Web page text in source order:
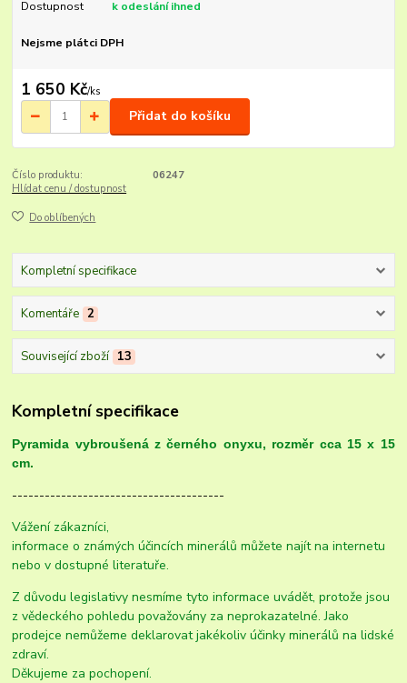
Dostupnost k odeslání ihned
Nejsme plátci DPH
1 650 Kč/ks
Přidat do košíku
Číslo produktu:
06247
Hlídat cenu / dostupnost
Do oblíbených
Kompletní specifikace
Komentáře 2
Související zboží 13
Kompletní specifikace
Pyramida vybroušená z černého onyxu, rozměr cca 15 x 15
cm.
---------------------------------------
Vážení zákazníci,
informace o známých účincích minerálů můžete najít na internetu
nebo v dostupné literatuře.
Z důvodu legislativy nesmíme tyto informace uvádět, protože jsou
z vědeckého pohledu považovány za neprokazatelné. Jako
prodejce nemůžeme deklarovat jakékoliv účinky minerálů na lidské
zdraví.
Děkujeme za pochopení.